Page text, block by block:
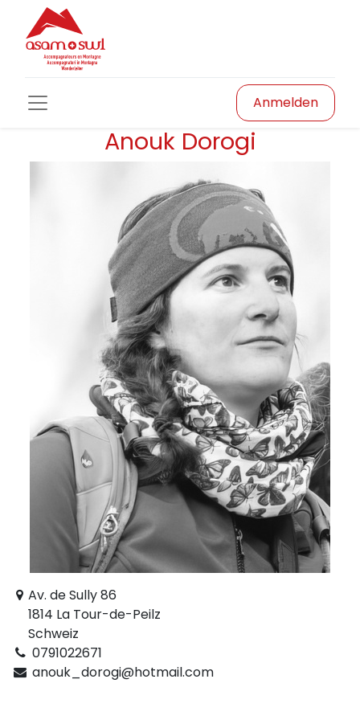
Anmelden
Anouk Dorogi
Av. de Sully 86
1814 La Tour-de-Peilz
Schweiz
0791022671
anouk_dorogi@hotmail.com